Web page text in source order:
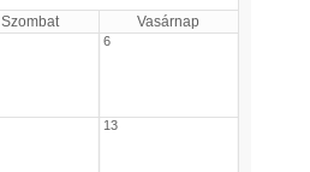
Szombat Vasárnap
6
13